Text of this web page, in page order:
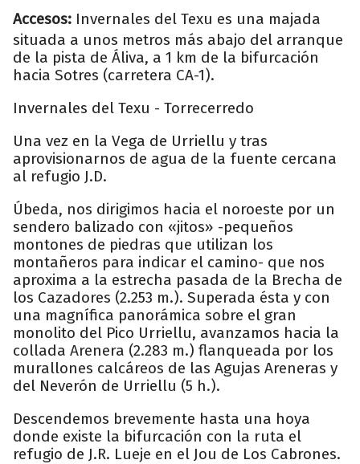
Accesos: Invernales del Texu es una majada
situada a unos metros más abajo del arranque
de la pista de Áliva, a 1 km de la bifurcación
hacia Sotres (carretera CA-1).
Invernales del Texu - Torrecerredo
Una vez en la Vega de Urriellu y tras
aprovisionarnos de agua de la fuente cercana
al refugio J.D.
Úbeda, nos dirigimos hacia el noroeste por un
sendero balizado con «jitos» -pequeños
montones de piedras que utilizan los
montañeros para indicar el camino- que nos
aproxima a la estrecha pasada de la Brecha de
los Cazadores (2.253 m.). Superada ésta y con
una magnífica panorámica sobre el gran
monolito del Pico Urriellu, avanzamos hacia la
collada Arenera (2.283 m.) flanqueada por los
murallones calcáreos de las Agujas Areneras y
del Neverón de Urriellu (5 h.).
Descendemos brevemente hasta una hoya
donde existe la bifurcación con la ruta el
refugio de J.R. Lueje en el Jou de Los Cabrones.